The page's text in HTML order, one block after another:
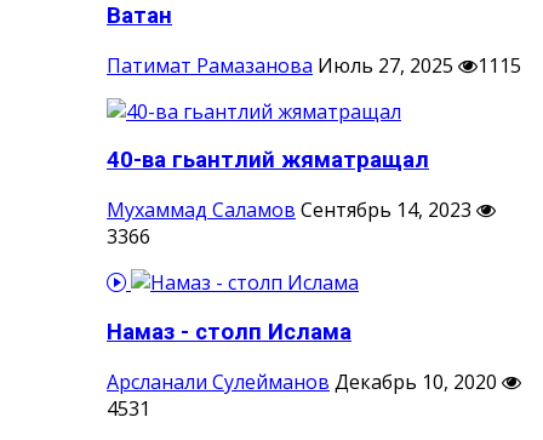
Ватан
Патимат Рамазанова Июль 27, 2025 1115
40-ва гьантлий жяматращал
Мухаммад Саламов Сентябрь 14, 2023
3366
Намаз - столп Ислама
Арсланали Сулейманов Декабрь 10, 2020
4531